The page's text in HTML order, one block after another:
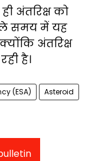
अंतरिक्ष को
समय में यह
अंतरिक्ष
है।
(ESA) Asteroid